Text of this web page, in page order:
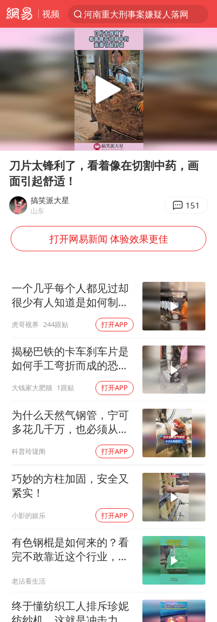
视频
河南重大刑事案嫌疑人落网
光影经济撬动暑期消费新蓝海
浙江上海等地有大雨或暴雨
金饰克价一夜涨回1300元
多家A股公司收到美国关税退款
视频丨中国东方电气集团原党组副书记、董事宋致远被查
香港宏福苑火灾或由烟头引起
浙江台州《告全体市民书》
“不怕六爷挂得多 就怕六爷挂一颗”
几元成本的AI广告导致千万市值蒸发
36岁男演员成景区NPC后人气爆棚
梁家辉：到内地拍戏不是北上是回归
人民的健康、体质、幸福一脉相承
Play
00:00 00:10
刀片太锋利了，看着像在切割中药，画
面引起舒适！
搞笑派大星
山东 151
打开网易新闻 体验效果更佳
一个几乎每个人都见过却
很少有人知道是如何制造
虎哥视界 244跟贴 打开APP
揭秘巴铁的卡车刹车片是
如何手工弯折而成的恐怖
大钱家大肥猫 1跟贴 打开APP
为什么天然气钢管，宁可
多花几千万，也必须从里
科普玲珑阁 打开APP
巧妙的方柱加固，安全又
紧实！
小影的娱乐 打开APP
有色钢棍是如何来的？看
完不敢靠近这个行业，结
老沾看生活
终于懂纺织工人排斥珍妮